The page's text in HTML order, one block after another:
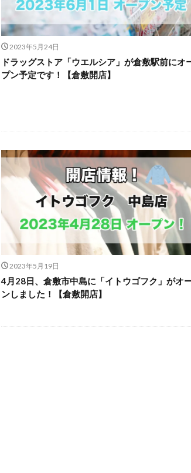
2023年5月24日
ドラッグストア「ウエルシア」が倉敷駅前にオ
プン予定です！【倉敷開店】
2023年5月19日
4月28日、倉敷市中島に「イトウゴフク」がオ
ンしました！【倉敷開店】